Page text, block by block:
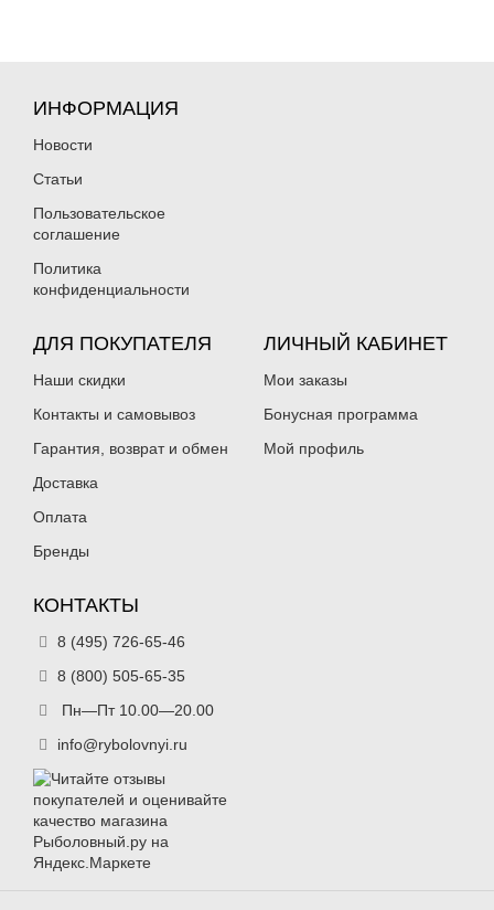
ИНФОРМАЦИЯ
Новости
Статьи
Пользовательское
соглашение
Политика
конфиденциальности
ДЛЯ ПОКУПАТЕЛЯ
Наши скидки
Контакты и самовывоз
Гарантия, возврат и обмен
Доставка
Оплата
Бренды
ЛИЧНЫЙ КАБИНЕТ
Мои заказы
Бонусная программа
Мой профиль
КОНТАКТЫ
8 (495) 726-65-46
8 (800) 505-65-35
Пн—Пт 10.00—20.00
info@rybolovnyi.ru